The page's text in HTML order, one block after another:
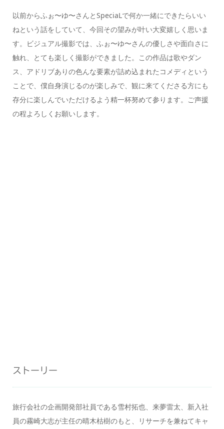
以前からふぉ〜ゆ〜さんとSpeciaLで何か一緒にできたらいい
ねという話をしていて、今回その望みが叶い大変嬉しく思いま
す。ビジュアル撮影では、ふぉ〜ゆ〜さんの優しさや面白さに
触れ、とても楽しく撮影ができました。この作品は歌やダン
ス、アドリブありの色んな要素が詰め込まれたコメディという
ことで、僕自身演じるのが楽しみで、観に来てくださる方にも
存分に楽しんでいただけるよう精一杯努めて参ります。ご声援
の程よろしくお願いします。
ストーリー
旅行会社の企画開発部社員である雪村拓也、来夢雷太、新入社
員の霧崎大志が主任の晴木枯樹のもと、リサーチを兼ねてキャ